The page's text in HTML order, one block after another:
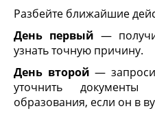
Разбейте ближайшие
День первый —
узнать точную причину.
День второй —
уточнить
образования, если он в